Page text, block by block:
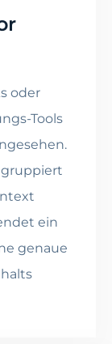
oder
Tools
gruppiert
ein
genaue